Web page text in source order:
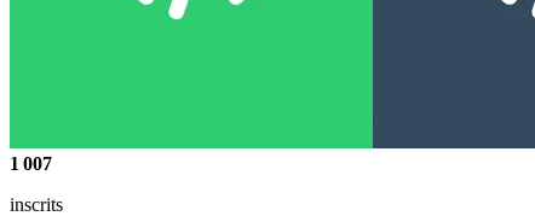
1 007
inscrits